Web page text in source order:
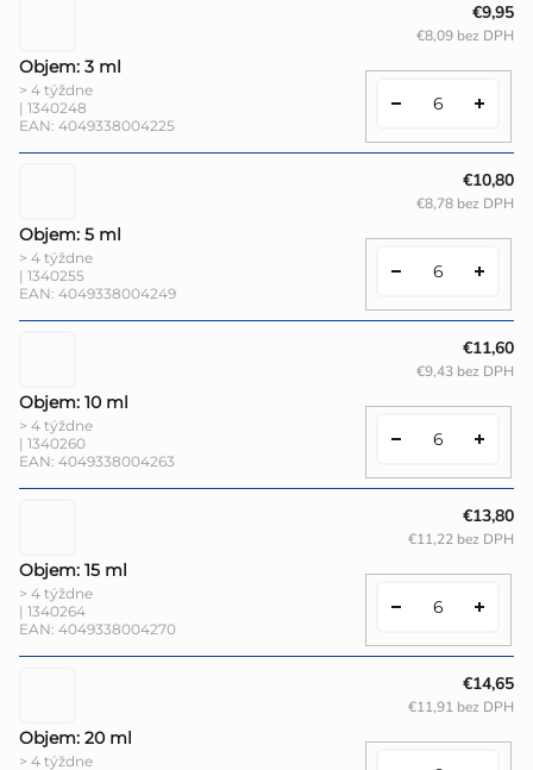
Objem: 3 ml
> 4 týždne
| 1340248
EAN: 4049338004225
€9,95
€8,09 bez DPH
Objem: 5 ml
> 4 týždne
| 1340255
EAN: 4049338004249
€10,80
€8,78 bez DPH
Objem: 10 ml
> 4 týždne
| 1340260
EAN: 4049338004263
€11,60
€9,43 bez DPH
Objem: 15 ml
> 4 týždne
| 1340264
EAN: 4049338004270
€13,80
€11,22 bez DPH
Objem: 20 ml
> 4 týždne
€14,65
€11,91 bez DPH